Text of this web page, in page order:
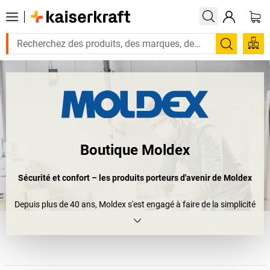
Boutique Moldex
Sécurité et confort – les produits porteurs d'avenir de Moldex
Depuis plus de 40 ans, Moldex s'est engagé à faire de la simplicité
d'exploitation un critère supplémentaire important pour ses